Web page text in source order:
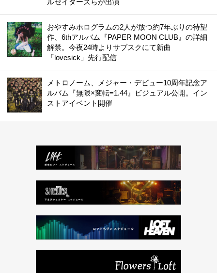
ルセイダーズらが出演
おやすみホログラムの2人が放つ約7年ぶりの待望
作、6thアルバム『PAPER MOON CLUB』の詳細
解禁。今夜24時よりサブスクにて新曲
「lovesick」先行配信
メトロノーム、メジャー・デビュー10周年記念ア
ルバム『無限×変転=1.44』ビジュアル公開。イン
ストアイベント開催